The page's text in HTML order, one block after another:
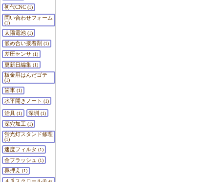
初代CNC(1)
問い合わせフォーム
(1)
太陽電池(1)
嵌め合い接着剤 (1)
差圧センサ(1)
更新日編集(1)
板金用はんだゴテ
(1)
歯車(1)
水平開きノート (1)
治具(1) 深圳 (1)
深穴加工 (1)
蛍光灯スタンド修理
(1)
速度フィルタ (1)
金フラッシュ (1)
鼻押え (1)